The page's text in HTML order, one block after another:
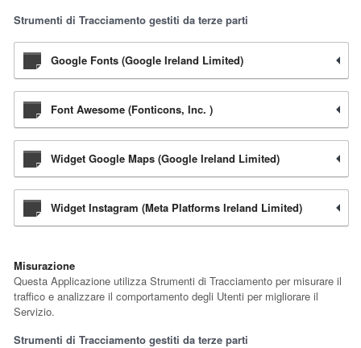
Strumenti di Tracciamento gestiti da terze parti
Google Fonts (Google Ireland Limited)
Font Awesome (Fonticons, Inc. )
Widget Google Maps (Google Ireland Limited)
Widget Instagram (Meta Platforms Ireland Limited)
Misurazione
Questa Applicazione utilizza Strumenti di Tracciamento per misurare il
traffico e analizzare il comportamento degli Utenti per migliorare il
Servizio.
Strumenti di Tracciamento gestiti da terze parti